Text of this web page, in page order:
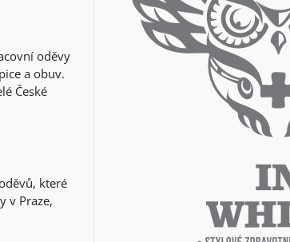
oděvy
a obuv.
České
které
v Praze,